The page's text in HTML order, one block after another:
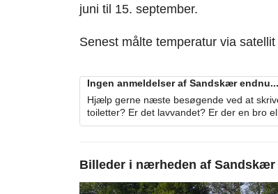
juni til 15. september.
Senest målte temperatur via satellit
Ingen anmeldelser af Sandskær
Hjælp gerne næste besøgende ved at
toiletter? Er det lavvandet? Er der en bro
Billeder i nærheden af Sandskær